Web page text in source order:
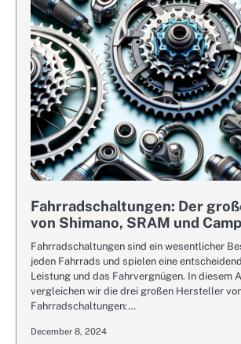
Fahrradschaltungen: Der
von Shimano, SRAM und
Fahrradschaltungen sind ein wesentlicher
jeden Fahrrads und spielen eine
Leistung und das Fahrvergnügen. In diesem
vergleichen wir die drei großen Hersteller
Fahrradschaltungen:…
December 8, 2024